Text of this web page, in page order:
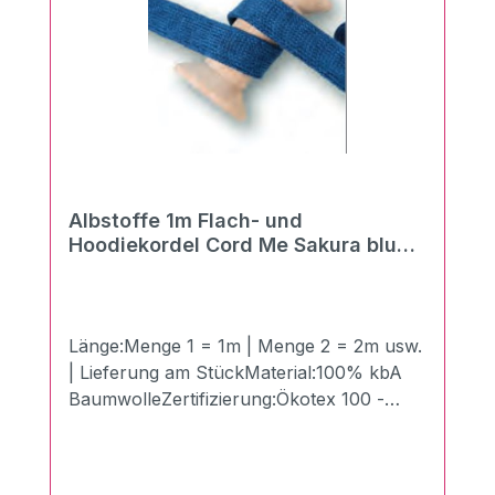
Albstoffe 1m Flach- und
Hoodiekordel Cord Me Sakura blue
Länge:Menge 1 = 1m | Menge 2 = 2m usw.
| Lieferung am StückMaterial:100% kbA
BaumwolleZertifizierung:Ökotex 100 -